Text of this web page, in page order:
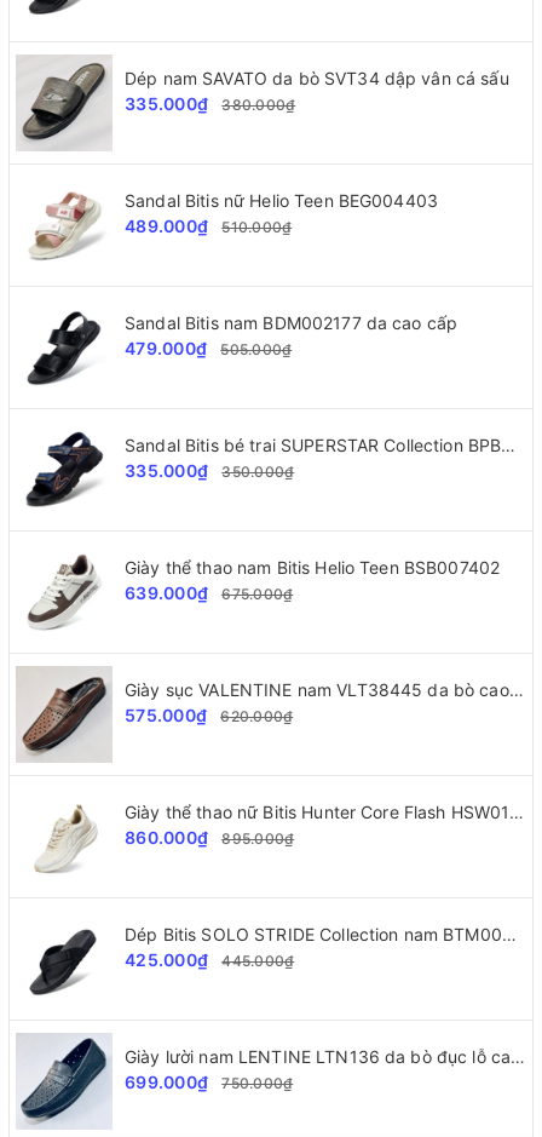
Dép nam SAVATO da bò SVT34 dập vân cá sấu
335.000₫
380.000₫
Sandal Bitis nữ Helio Teen BEG004403
489.000₫
510.000₫
Sandal Bitis nam BDM002177 da cao cấp
479.000₫
505.000₫
Sandal Bitis bé trai SUPERSTAR Collection BPB000500
335.000₫
350.000₫
Giày thể thao nam Bitis Helio Teen BSB007402
639.000₫
675.000₫
Giày sục VALENTINE nam VLT38445 da bò cao cấp
575.000₫
620.000₫
Giày thể thao nữ Bitis Hunter Core Flash HSW010800
860.000₫
895.000₫
Dép Bitis SOLO STRIDE Collection nam BTM002277
425.000₫
445.000₫
Giày lười nam LENTINE LTN136 da bò đục lỗ cao cấp
699.000₫
750.000₫